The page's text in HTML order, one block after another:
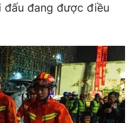
đấu đang được điều